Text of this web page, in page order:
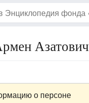
Азатович
о персоне